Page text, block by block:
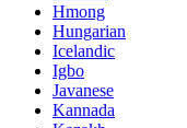
Hmong
Hungarian
Icelandic
Igbo
Javanese
Kannada